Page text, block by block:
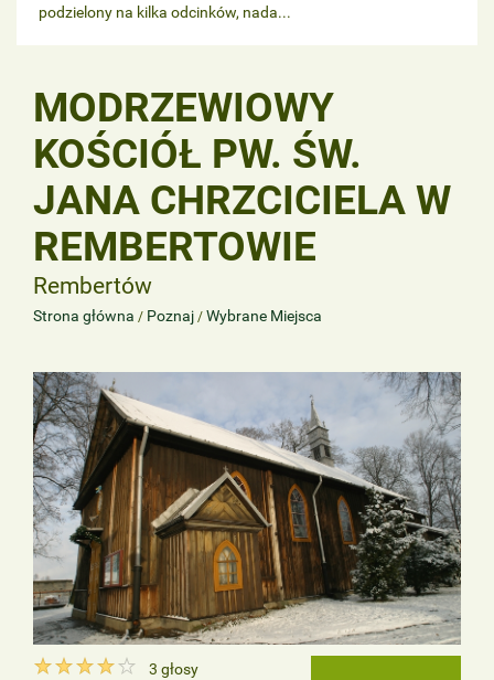
podzielony na kilka odcinków, nada...
MODRZEWIOWY
KOŚCIÓŁ PW. ŚW.
JANA CHRZCICIELA W
REMBERTOWIE
Rembertów
Strona główna / Poznaj / Wybrane Miejsca
3 głosy